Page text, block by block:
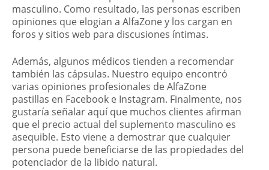
masculino. Como resultado, las personas escriben
opiniones que elogian a AlfaZone y los cargan en
foros y sitios web para discusiones íntimas.
Además, algunos médicos tienden a recomendar
también las cápsulas. Nuestro equipo encontró
varias opiniones profesionales de AlfaZone
pastillas en Facebook e Instagram. Finalmente, nos
gustaría señalar aquí que muchos clientes afirman
que el precio actual del suplemento masculino es
asequible. Esto viene a demostrar que cualquier
persona puede beneficiarse de las propiedades del
potenciador de la libido natural.